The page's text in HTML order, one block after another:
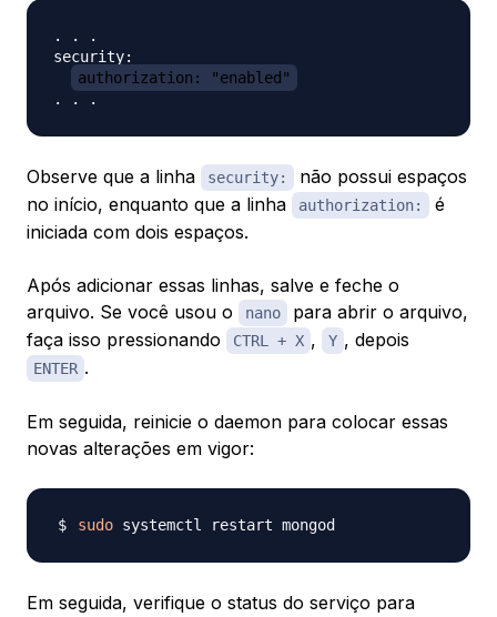
. . .
security:
authorization: "enabled"
Observe que a linha security:
não possui espaços
no início, enquanto que a linha
authorization:
é
iniciada com dois espaços.
Após adicionar essas linhas, salve e feche o
arquivo. Se você usou o
nano
para abrir o arquivo,
faça isso pressionando
CTRL + X , Y , depois
ENTER .
Em seguida, reinicie o daemon para colocar essas
novas alterações em vigor:
sudo
Em seguida, verifique o status do serviço para